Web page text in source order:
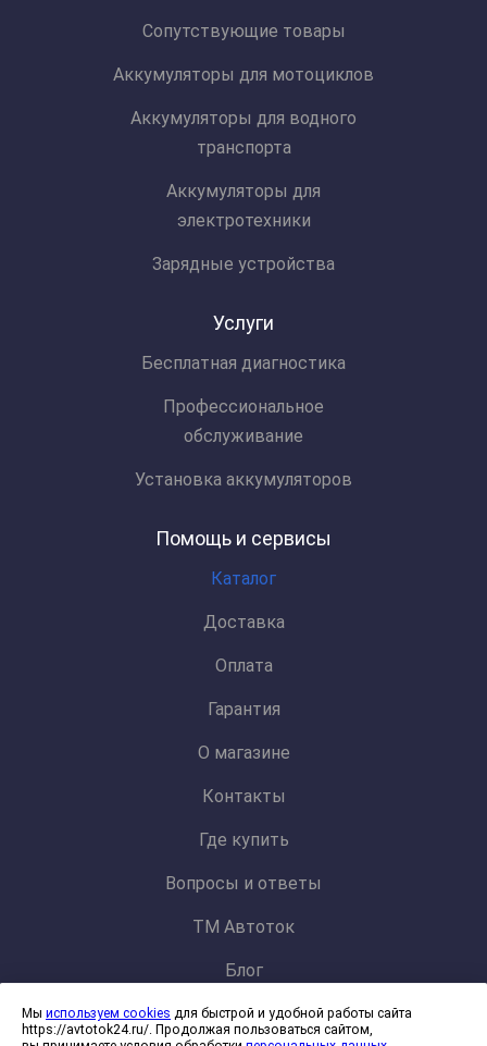
Сопутствующие товары
Аккумуляторы для мотоциклов
Аккумуляторы для водного
транспорта
Аккумуляторы для
электротехники
Зарядные устройства
Услуги
Бесплатная диагностика
Профессиональное
обслуживание
Установка аккумуляторов
Помощь и сервисы
Каталог
Доставка
Оплата
Гарантия
О магазине
Контакты
Где купить
Вопросы и ответы
ТМ Автоток
Блог
Политика конфиденциальности и обработки персональных данных
Согласие на обработку файлов cookies
Мы используем cookies для быстрой и удобной работы сайта
https://avtotok24.ru/. Продолжая пользоваться сайтом,